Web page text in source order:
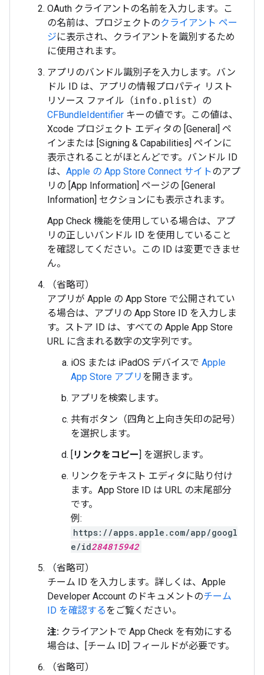
OAuth クライアントの名前を入力します。こ
の名前は、プロジェクトのクライアント ペー
ジに表示され、クライアントを識別するため
に使用されます。
アプリのバンドル識別子を入力します。バン
ドル ID は、アプリの情報プロパティ リスト
リソース ファイル（info.plist）の
CFBundleIdentifier キーの値です。この値は、
Xcode プロジェクト エディタの [General] ペ
インまたは [Signing & Capabilities] ペインに
表示されることがほとんどです。バンドル ID
は、 Apple の App Store Connect サイトのアプ
リの [App Information] ページの [General
Information] セクションにも表示されます。
App Check 機能を使用している場合は、アプ
リの正しいバンドル ID を使用していること
を確認してください。この ID は変更できませ
ん。
（省略可）
アプリが Apple の App Store で公開されてい
る場合は、アプリの App Store ID を入力しま
す。ストア ID は、すべての Apple App Store
URL に含まれる数字の文字列です。
iOS または iPadOS デバイスで Apple
App Store アプリ を開きます。
アプリを検索します。
共有ボタン（四角と上向き矢印の記号）
を選択します。
[リンクをコピー] を選択します。
リンクをテキスト エディタに貼り付け
ます。App Store ID は URL の末尾部分
です。
例:
https://apps.apple.com/app/googl
e/id284815942
（省略可）
チーム ID を入力します。詳しくは、Apple
Developer Account のドキュメントのチーム
ID を確認するをご覧ください。
注: クライアントで App Check を有効にする
場合は、[チーム ID] フィールドが必要です。
（省略可）